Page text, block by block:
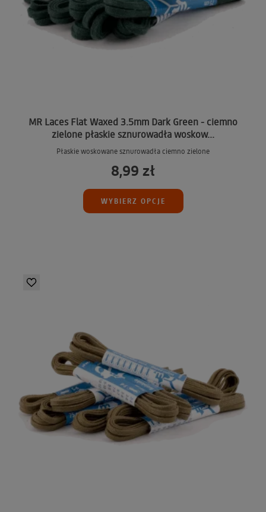
MR Laces Flat Waxed 3.5mm Dark Green - ciemno
zielone płaskie sznurowadła woskow...
Płaskie woskowane sznurowadła ciemno zielone
8,99 zł
WYBIERZ OPCJE